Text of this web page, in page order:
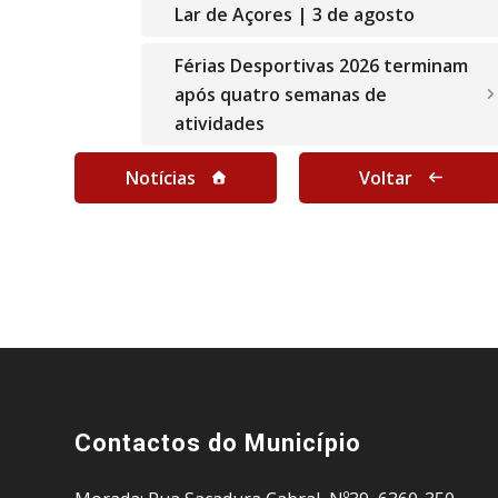
Lar de Açores | 3 de agosto
Férias Desportivas 2026 terminam
após quatro semanas de
atividades
Notícias Voltar
Contactos do Município